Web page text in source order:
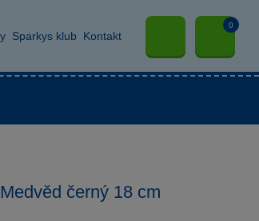
Sparkys klub Kontakt
0
černý 18 cm